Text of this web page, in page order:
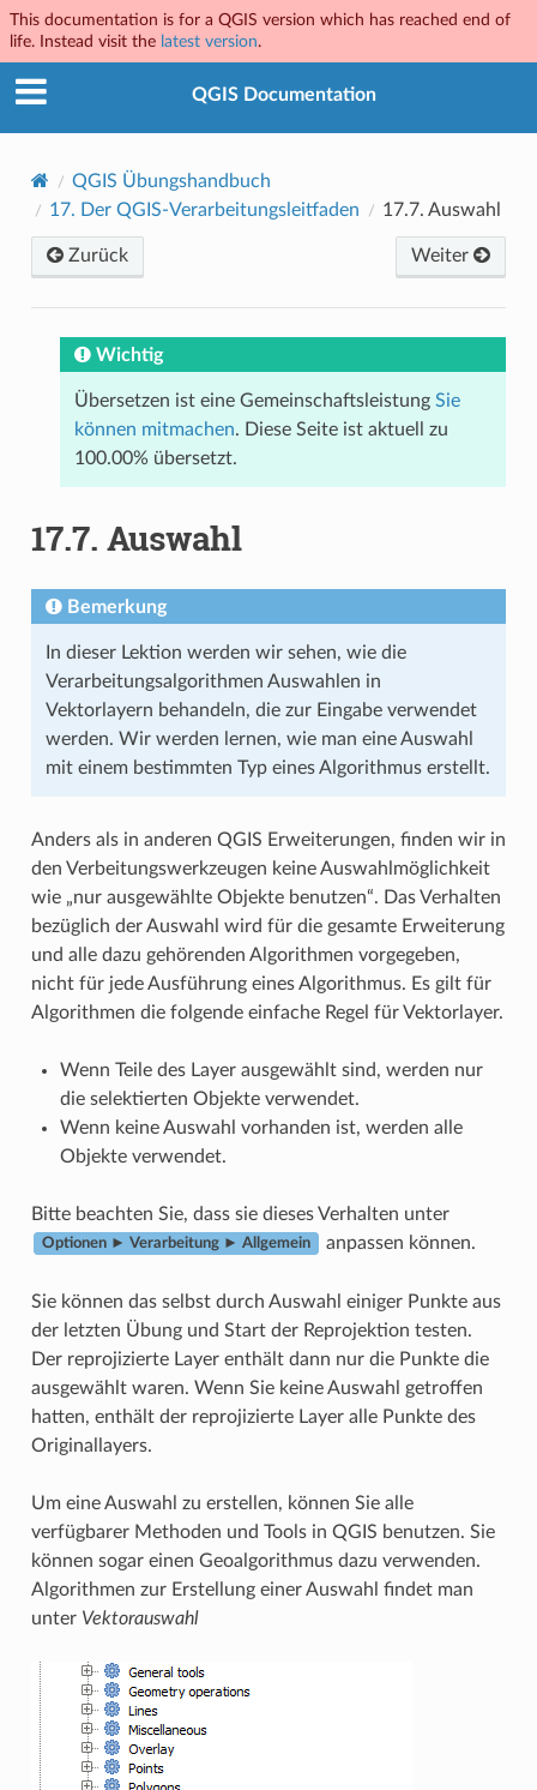
This documentation is for a QGIS version which has reached end of
life. Instead visit the latest version.
QGIS Documentation
QGIS Übungshandbuch
17. Der QGIS-Verarbeitungsleitfaden 17.7. Auswahl
Zurück Weiter
Wichtig
Übersetzen ist eine Gemeinschaftsleistung Sie
können mitmachen. Diese Seite ist aktuell zu
100.00% übersetzt.
17.7. Auswahl
Bemerkung
In dieser Lektion werden wir sehen, wie die
Verarbeitungsalgorithmen Auswahlen in
Vektorlayern behandeln, die zur Eingabe verwendet
werden. Wir werden lernen, wie man eine Auswahl
mit einem bestimmten Typ eines Algorithmus erstellt.
Anders als in anderen QGIS Erweiterungen, finden wir in
den Verbeitungswerkzeugen keine Auswahlmöglichkeit
wie „nur ausgewählte Objekte benutzen“. Das Verhalten
bezüglich der Auswahl wird für die gesamte Erweiterung
und alle dazu gehörenden Algorithmen vorgegeben,
nicht für jede Ausführung eines Algorithmus. Es gilt für
Algorithmen die folgende einfache Regel für Vektorlayer.
Wenn Teile des Layer ausgewählt sind, werden nur
die selektierten Objekte verwendet.
Wenn keine Auswahl vorhanden ist, werden alle
Objekte verwendet.
Bitte beachten Sie, dass sie dieses Verhalten unter
Optionen ► Verarbeitung ► Allgemein anpassen können.
Sie können das selbst durch Auswahl einiger Punkte aus
der letzten Übung und Start der Reprojektion testen.
Der reprojizierte Layer enthält dann nur die Punkte die
ausgewählt waren. Wenn Sie keine Auswahl getroffen
hatten, enthält der reprojizierte Layer alle Punkte des
Originallayers.
Um eine Auswahl zu erstellen, können Sie alle
verfügbarer Methoden und Tools in QGIS benutzen. Sie
können sogar einen Geoalgorithmus dazu verwenden.
Algorithmen zur Erstellung einer Auswahl findet man
unter Vektorauswahl